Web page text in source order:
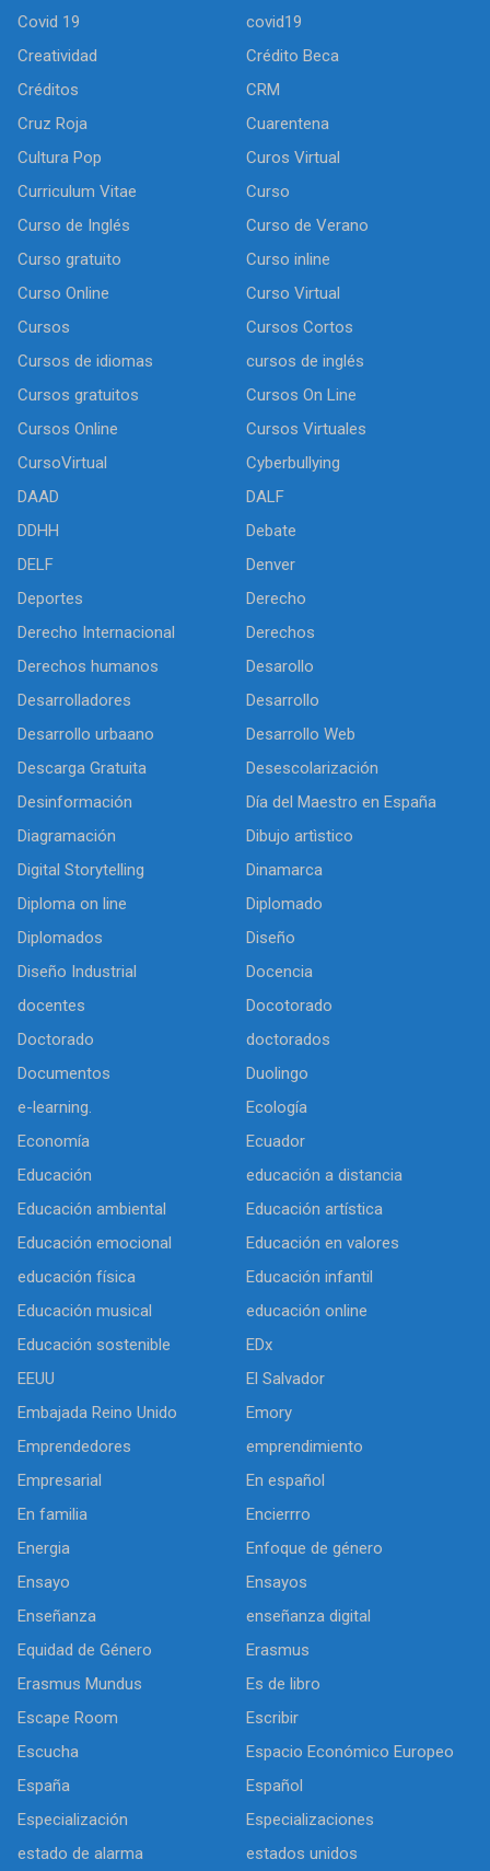
Covid 19
covid19
Creatividad
Crédito Beca
Créditos
CRM
Cruz Roja
Cuarentena
Cultura Pop
Curos Virtual
Curriculum Vitae
Curso
Curso de Inglés
Curso de Verano
Curso gratuito
Curso inline
Curso Online
Curso Virtual
Cursos
Cursos Cortos
Cursos de idiomas
cursos de inglés
Cursos gratuitos
Cursos On Line
Cursos Online
Cursos Virtuales
CursoVirtual
Cyberbullying
DAAD
DALF
DDHH
Debate
DELF
Denver
Deportes
Derecho
Derecho Internacional
Derechos
Derechos humanos
Desarollo
Desarrolladores
Desarrollo
Desarrollo urbaano
Desarrollo Web
Descarga Gratuita
Desescolarización
Desinformación
Día del Maestro en España
Diagramación
Dibujo artìstico
Digital Storytelling
Dinamarca
Diploma on line
Diplomado
Diplomados
Diseño
Diseño Industrial
Docencia
docentes
Docotorado
Doctorado
doctorados
Documentos
Duolingo
e-learning.
Ecología
Economía
Ecuador
Educación
educación a distancia
Educación ambiental
Educación artística
Educación emocional
Educación en valores
educación física
Educación infantil
Educación musical
educación online
Educación sostenible
EDx
EEUU
El Salvador
Embajada Reino Unido
Emory
Emprendedores
emprendimiento
Empresarial
En español
En familia
Encierrro
Energia
Enfoque de género
Ensayo
Ensayos
Enseñanza
enseñanza digital
Equidad de Género
Erasmus
Erasmus Mundus
Es de libro
Escape Room
Escribir
Escucha
Espacio Económico Europeo
España
Español
Especialización
Especializaciones
estado de alarma
estados unidos